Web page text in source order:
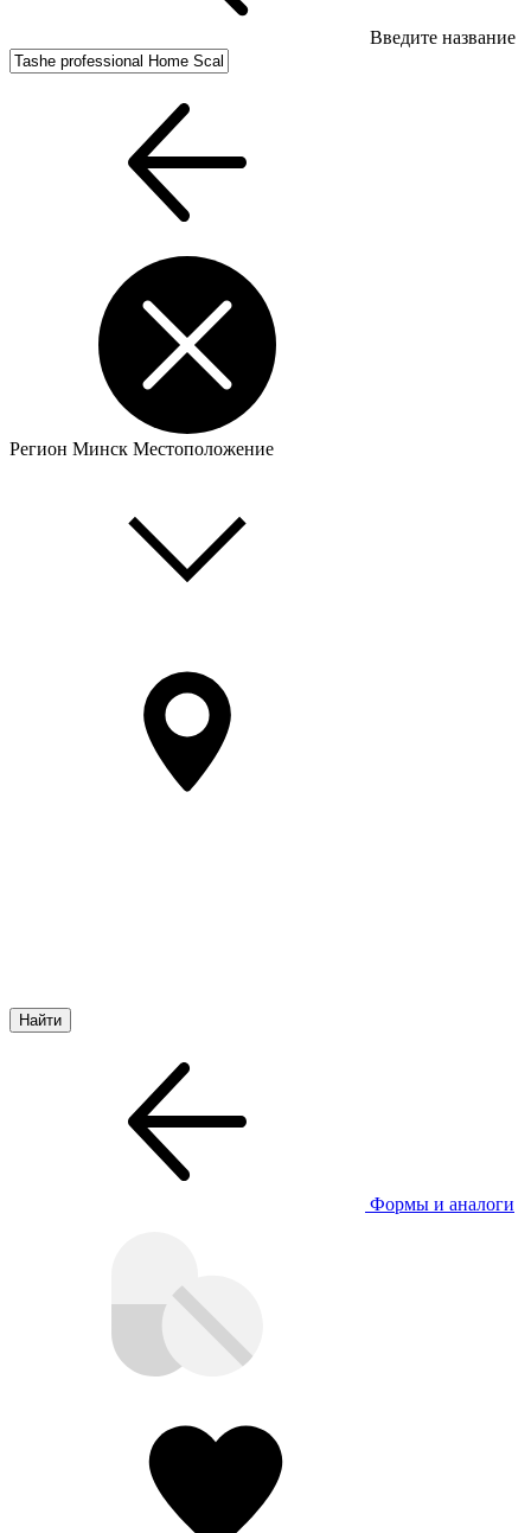
Введите название
Регион Минск Местоположение
Формы и аналоги